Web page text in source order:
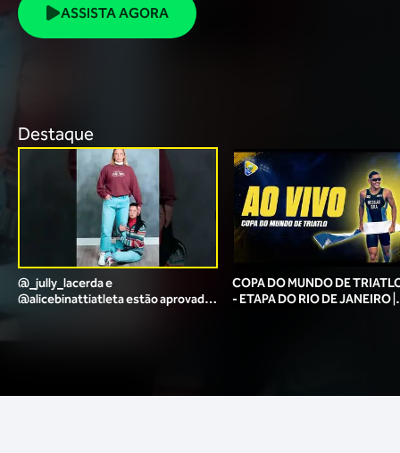
ASSISTA AGORA
Destaque
@_jully_lacerda​ e
@alicebinattiatleta​ estão aprovadas
COPA DO MUNDO DE
- ETAPA DO RIO DE JANEIRO |